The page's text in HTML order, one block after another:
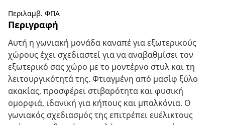
Περιλαμβ. ΦΠΑ
Περιγραφή
Αυτή η γωνιακή μονάδα καναπέ για εξωτερικούς
χώρους έχει σχεδιαστεί για να αναβαθμίσει τον
εξωτερικό σας χώρο με το μοντέρνο στυλ και τη
λειτουργικότητά της. Φτιαγμένη από μασίφ ξύλο
ακακίας, προσφέρει στιβαρότητα και φυσική
ομορφιά, ιδανική για κήπους και μπαλκόνια. Ο
γωνιακός σχεδιασμός της επιτρέπει ευέλικτους